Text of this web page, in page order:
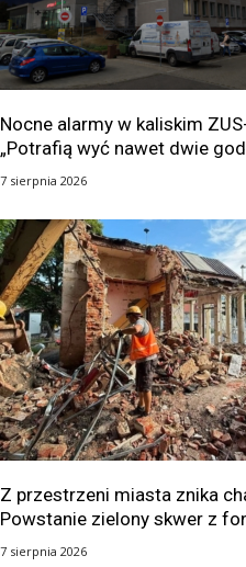
Nocne alarmy w kaliskim
„Potrafią wyć nawet dwie
7 sierpnia 2026
Z przestrzeni miasta znika
Powstanie zielony skwer z
7 sierpnia 2026